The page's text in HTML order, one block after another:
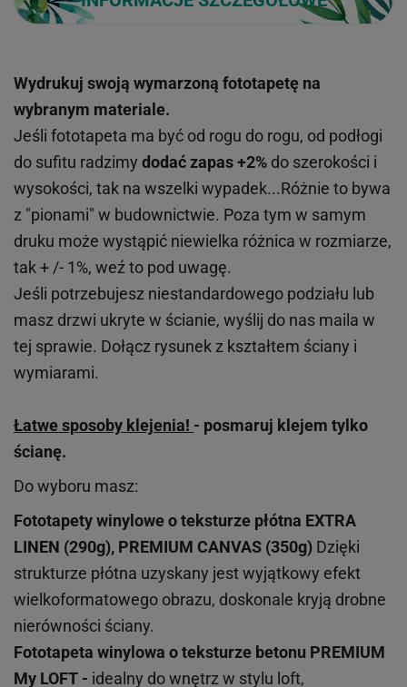
Wydrukuj swoją wymarzoną fototapetę na
wybranym materiale.
Jeśli fototapeta ma być od rogu do rogu, od podłogi
do sufitu radzimy dodać zapas +2% do szerokości i
wysokości, tak na wszelki wypadek...Różnie to bywa
z "pionami" w budownictwie. Poza tym w samym
druku może wystąpić niewielka różnica w rozmiarze,
tak + /- 1%, weź to pod uwagę.
Jeśli potrzebujesz niestandardowego podziału lub
masz drzwi ukryte w ścianie, wyślij do nas maila w
tej sprawie. Dołącz rysunek z kształtem ściany i
wymiarami.
Łatwe sposoby klejenia! - posmaruj klejem tylko
ścianę.
Do wyboru masz:
Fototapety winylowe oteksturze płótna EXTRA
LINEN (290g), PREMIUM CANVAS (350g) Dzięki
strukturze płótna uzyskany jest wyjątkowy efekt
wielkoformatowego obrazu, doskonale kryją drobne
nierówności ściany.
Fototapeta winylowa oteksturze betonu PREMIUM
My LOFT - idealny do wnętrz w stylu loft,